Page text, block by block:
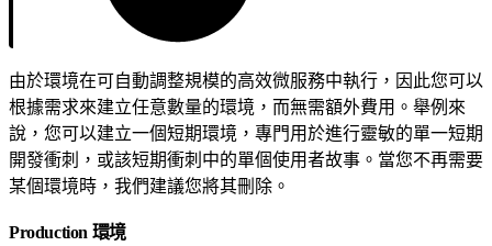
由於環境在可自動調整規模的高效微服務中執行，因此您可以
根據需求來建立任意數量的環境，而無需額外費用。舉例來
說，您可以建立一個短期環境，專門用於進行靈敏的單一短期
開發衝刺，或該短期衝刺中的單個使用者故事。當您不再需要
某個環境時，我們建議您將其刪除。
Production 環境